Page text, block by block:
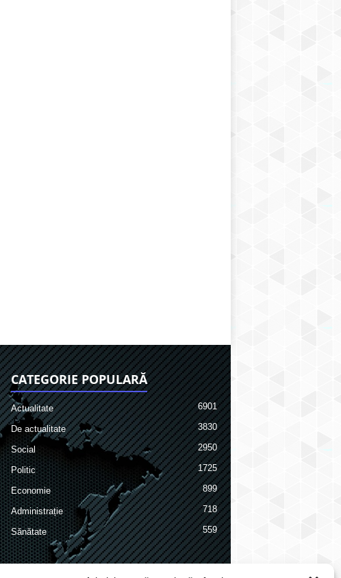
CATEGORIE POPULARĂ
Actualitate 6901
De actualitate 3830
Social 2950
Politic 1725
Economie 899
Administrație 718
Sănătate 559